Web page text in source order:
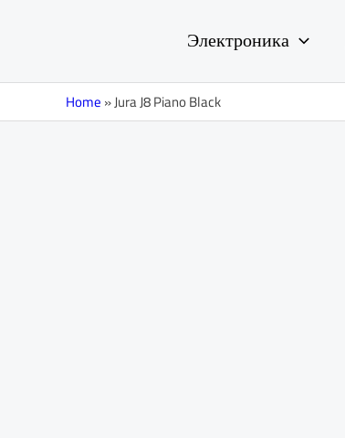
Электроника
Home»Jura J8 Piano Black